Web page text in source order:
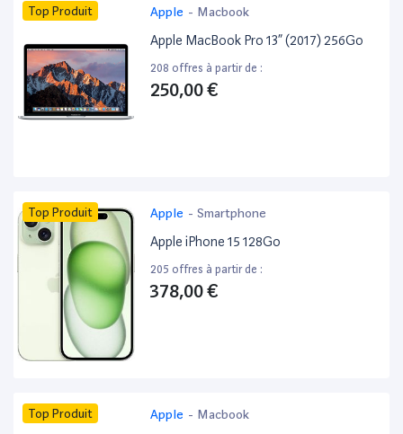
Top Produit Apple - Macbook
Apple MacBook Pro 13” (2017) 256Go
208 offres à partir de :
250,00 €
Top Produit Apple - Smartphone
Apple iPhone 15 128Go
205 offres à partir de :
378,00 €
Top Produit Apple - Macbook